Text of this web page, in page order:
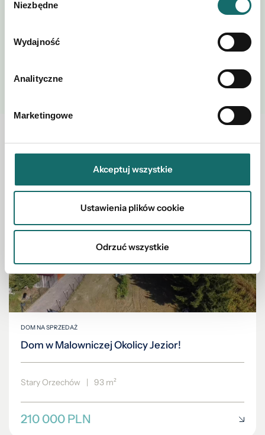
zgody
Niezbędne
Wydajność
Analityczne
Marketingowe
Akceptuj wszystkie
Ustawienia plików cookie
Odrzuć wszystkie
Zobacz również w okolicy
DOM NA SPRZEDAŻ
Dom w Malowniczej Okolicy Jezior!
Stary Orzechów | 93 m²
210 000 PLN